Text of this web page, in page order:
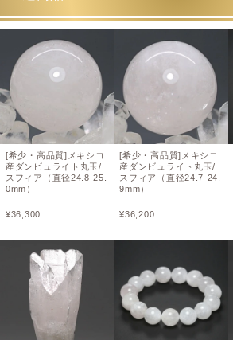
[希少・高品質]メキシコ
産ダンビュライト丸玉/
スフィア（直径24.8-25.
0mm）
¥36,300
[希少・高品質]メキシコ
産ダンビュライト丸玉/
スフィア（直径24.7-24.
9mm）
¥36,200